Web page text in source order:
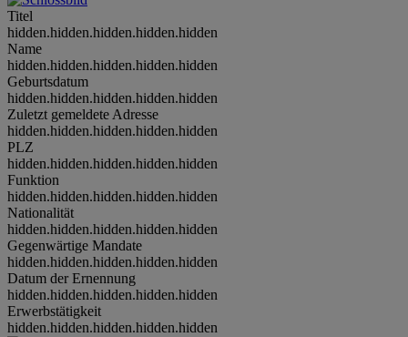
Titel
hidden.hidden.hidden.hidden.hidden
Name
hidden.hidden.hidden.hidden.hidden
Geburtsdatum
hidden.hidden.hidden.hidden.hidden
Zuletzt gemeldete Adresse
hidden.hidden.hidden.hidden.hidden
PLZ
hidden.hidden.hidden.hidden.hidden
Funktion
hidden.hidden.hidden.hidden.hidden
Nationalität
hidden.hidden.hidden.hidden.hidden
Gegenwärtige Mandate
hidden.hidden.hidden.hidden.hidden
Datum der Ernennung
hidden.hidden.hidden.hidden.hidden
Erwerbstätigkeit
hidden.hidden.hidden.hidden.hidden